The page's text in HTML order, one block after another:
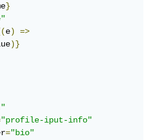
}
e)
=>
)}
"profile-iput-info"
="bio"